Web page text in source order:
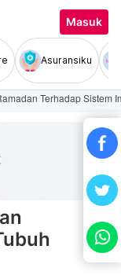
Masuk
Asuransiku
Terhadap Sistem